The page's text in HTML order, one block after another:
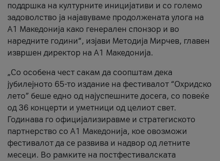
поддршка на културните иницијативи и со големо
задоволство ја најавуваме продолжената улога на
A1 Македонија како генерален спонзор и во
наредните години“, изјави Методија Мирчев, главен
извршен директор на A1 Македонија.
„Со особена чест сакам да соопштам дека
јубилејното 65-то издание на фестивалот “Охридско
лето” беше едно од најуспешните досега, со повеќе
од 36 концерти и уметници од целиот свет.
Годинава го официјализиравме и стратегиското
партнерство со А1 Македонија, кое овозможи
фестивалот да се развива и надвор од летните
месеци. Во рамките на постфестивалската